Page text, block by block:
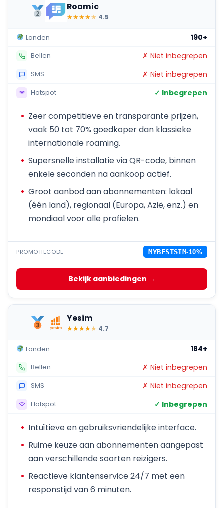
Roamic
★★★★★ 4.5
Landen 190+
Bellen ✗ Niet inbegrepen
SMS ✗ Niet inbegrepen
Hotspot ✓ Inbegrepen
Zeer competitieve en transparante prijzen,
vaak 50 tot 70% goedkoper dan klassieke
internationale roaming.
Supersnelle installatie via QR-code, binnen
enkele seconden na aankoop actief.
Groot aanbod aan abonnementen: lokaal
(één land), regionaal (Europa, Azië, enz.) en
mondiaal voor alle profielen.
PROMOTIECODE MYBESTSIM-10%
Bekijk aanbiedingen →
Yesim
★★★★★ 4.7
Landen 184+
Bellen ✗ Niet inbegrepen
SMS ✗ Niet inbegrepen
Hotspot ✓ Inbegrepen
Intuïtieve en gebruiksvriendelijke interface.
Ruime keuze aan abonnementen aangepast
aan verschillende soorten reizigers.
Reactieve klantenservice 24/7 met een
responstijd van 6 minuten.